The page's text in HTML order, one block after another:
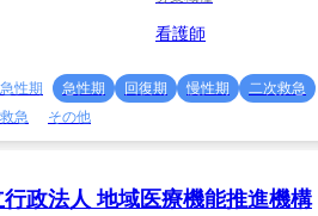
看護師
性期 急性期 回復期 慢性期
二次救急
急
その他
政法人 地域医療機能推進機構